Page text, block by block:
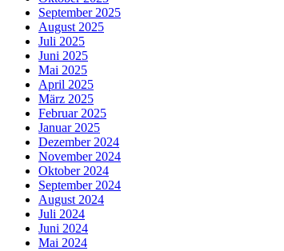
September 2025
August 2025
Juli 2025
Juni 2025
Mai 2025
April 2025
März 2025
Februar 2025
Januar 2025
Dezember 2024
November 2024
Oktober 2024
September 2024
August 2024
Juli 2024
Juni 2024
Mai 2024